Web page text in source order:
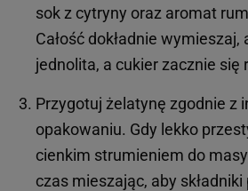
sok z cytryny oraz aromat
Całość dokładnie
jednolita, a cukier zacznie się
Przygotuj żelatynę zgodnie z
opakowaniu. Gdy lekko
cienkim strumieniem do
czas mieszając, aby składniki